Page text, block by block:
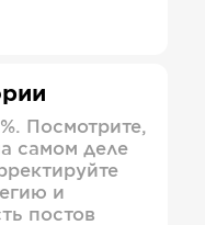
Посмотрите,
самом деле
и
постов